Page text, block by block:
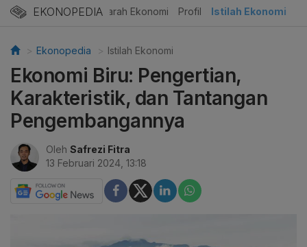
EKONOPEDIASejarah Ekonomi Profil Istilah Ekonomi
Ekonopedia Istilah Ekonomi
Ekonomi Biru: Pengertian,
Karakteristik, dan Tantangan
Pengembangannya
Oleh Safrezi Fitra
13 Februari 2024, 13:18